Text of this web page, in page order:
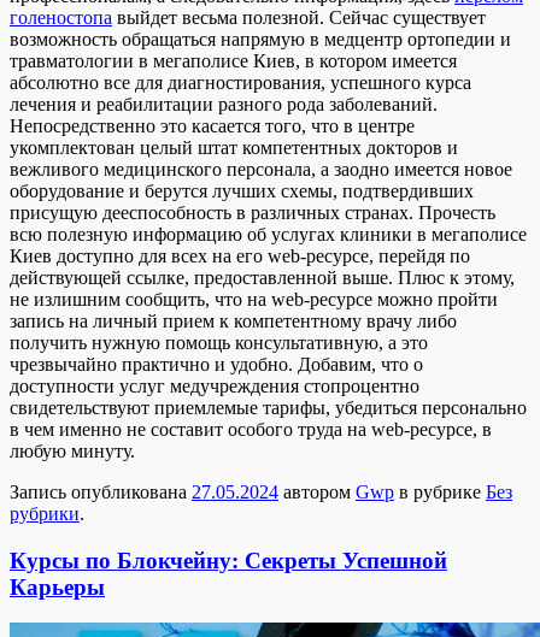
голеностопа выйдет весьма полезной. Сейчас существует
возможность обращаться напрямую в медцентр ортопедии и
травматологии в мегаполисе Киев, в котором имеется
абсолютно все для диагностирования, успешного курса
лечения и реабилитации разного рода заболеваний.
Непосредственно это касается того, что в центре
укомплектован целый штат компетентных докторов и
вежливого медицинского персонала, а заодно имеется новое
оборудование и берутся лучших схемы, подтвердивших
присущую дееспособность в различных странах. Прочесть
всю полезную информацию об услугах клиники в мегаполисе
Киев доступно для всех на его web-ресурсе, перейдя по
действующей ссылке, предоставленной выше. Плюс к этому,
не излишним сообщить, что на web-ресурсе можно пройти
запись на личный прием к компетентному врачу либо
получить нужную помощь консультативную, а это
чрезвычайно практично и удобно. Добавим, что о
доступности услуг медучреждения стопроцентно
свидетельствуют приемлемые тарифы, убедиться персонально
в чем именно не составит особого труда на web-ресурсе, в
любую минуту.
Запись опубликована 27.05.2024 автором Gwp в рубрике Без
рубрики.
Курсы по Блокчейну: Секреты Успешной
Карьеры